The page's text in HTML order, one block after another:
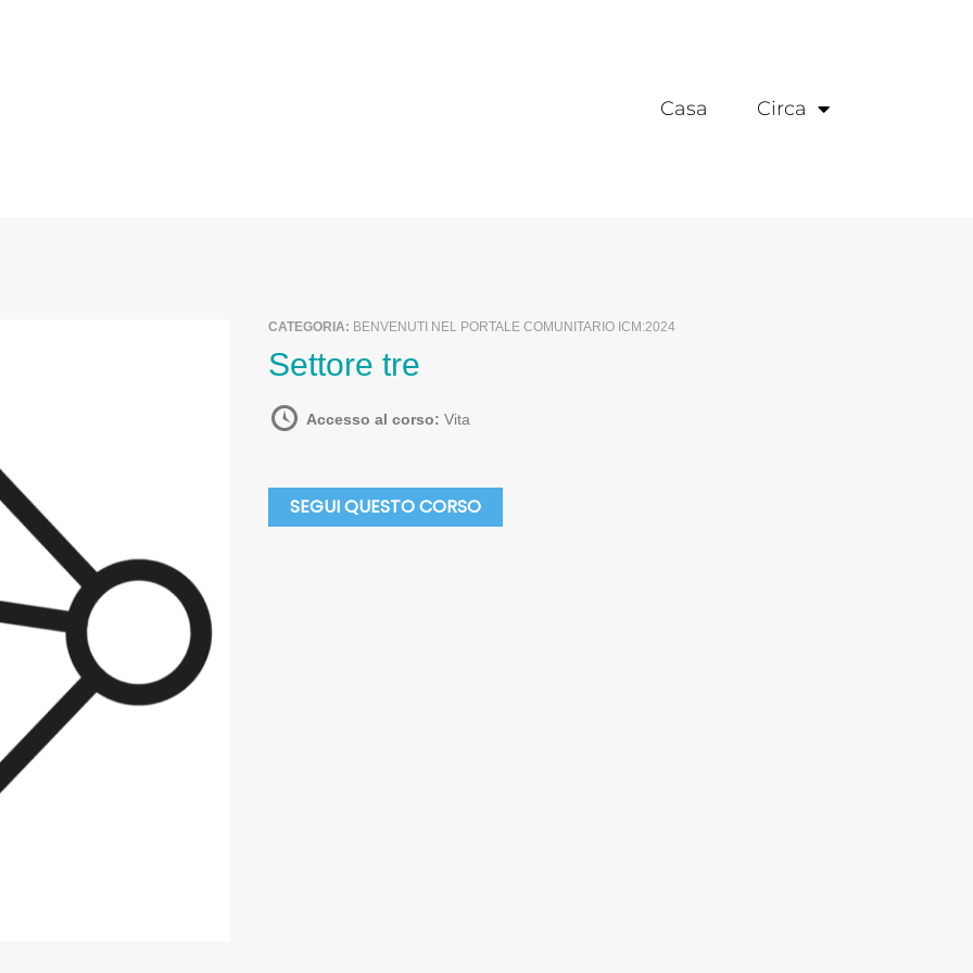
Casa Circa
CATEGORIA: BENVENUTI NEL PORTALE COMUNITARIO ICM:2024
Settore tre
Accesso al corso:Vita
SEGUI QUESTO CORSO